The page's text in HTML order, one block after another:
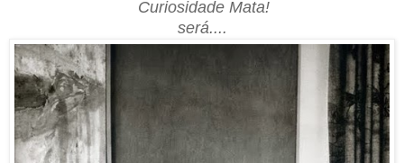
Curiosidade Mata!
será....